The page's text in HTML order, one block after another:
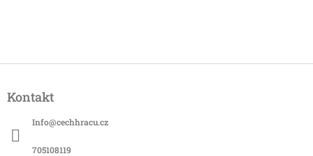
pKontakt
Info@cechhracu.cz
705108119